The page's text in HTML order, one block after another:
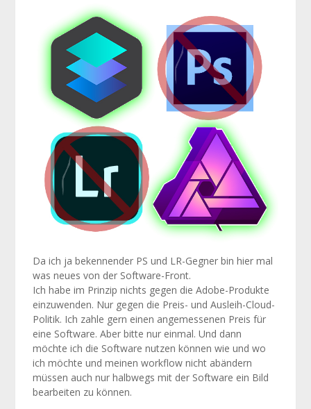
Da ich ja bekennender PS und LR-Gegner bin hier mal
was neues von der Software-Front.
Ich habe im Prinzip nichts gegen die Adobe-Produkte
einzuwenden. Nur gegen die Preis- und Ausleih-Cloud-
Politik. Ich zahle gern einen angemessenen Preis für
eine Software. Aber bitte nur einmal. Und dann
möchte ich die Software nutzen können wie und wo
ich möchte und meinen workflow nicht abändern
müssen auch nur halbwegs mit der Software ein Bild
bearbeiten zu können.